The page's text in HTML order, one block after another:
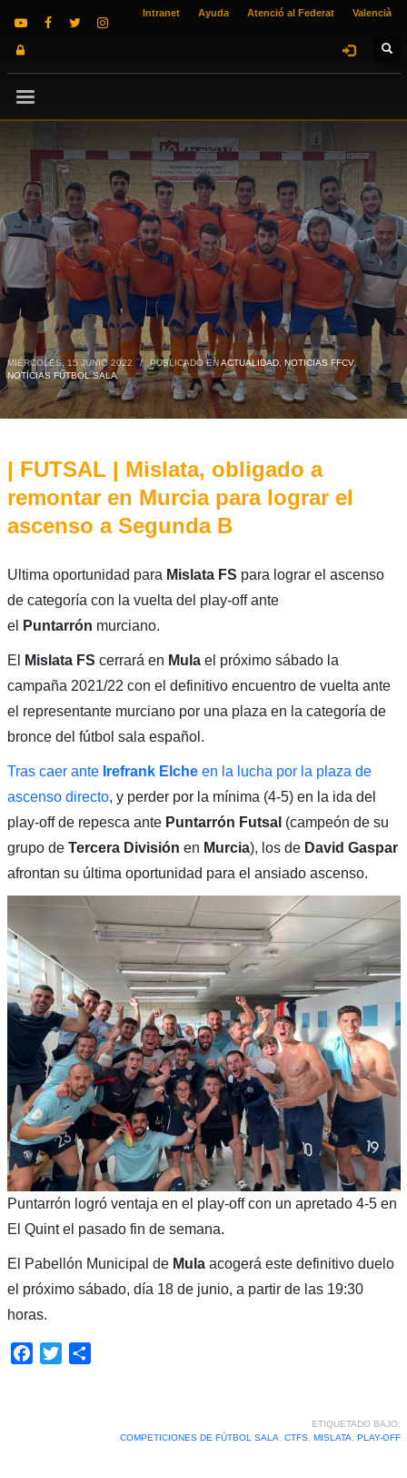
Intranet Ayuda Atenció al Federat Valencià
MIÉRCOLES, 15 JUNIO 2022 / PUBLICADO ENACTUALIDAD, NOTICIAS FFCV,
NOTICIAS FÚTBOL SALA
| FUTSAL | Mislata, obligado a
remontar en Murcia para lograr el
ascenso a Segunda B
Ultima oportunidad para Mislata FS para lograr el ascenso
de categoría con la vuelta del play-off ante
el
Puntarrón murciano.
El Mislata FS cerrará en Mula el próximo sábado la
campaña 2021/22 con el definitivo encuentro de vuelta ante
el representante murciano por una plaza en la categoría de
bronce del fútbol sala español.
Tras caer ante Irefrank Elcheen la lucha por la plaza de
ascenso directo, y perder por la mínima (4-5) en la ida del
play-off de repesca ante Puntarrón Futsal (campeón de su
grupo de Tercera División en Murcia), los de David Gaspar
afrontan su última oportunidad para el ansiado ascenso.
Puntarrón logró ventaja en el play-off con un apretado 4-5 en
El Quint el pasado fin de semana.
El Pabellón Municipal de Mula acogerá este definitivo duelo
el próximo sábado, día 18 de junio, a partir de las 19:30
horas.
Facebook
Twitter
ETIQUETADO BAJO:
COMPETICIONES DE FÚTBOL SALA
CTFS, MISLATA PLAY-OFF